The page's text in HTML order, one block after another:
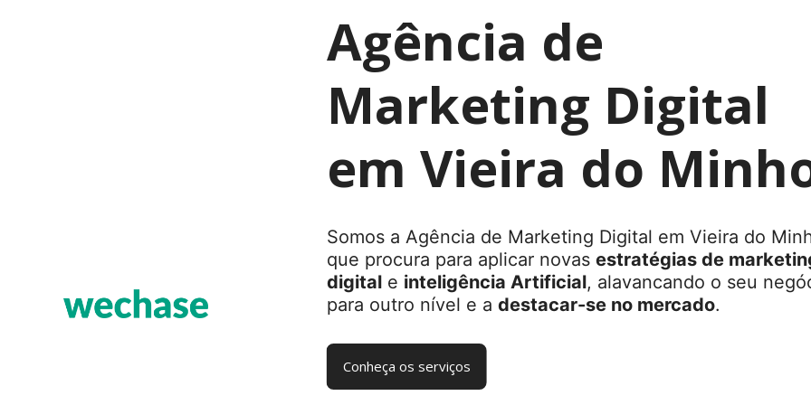
Agência de
Marketing Digital
em Vieira do
Somos a Agência de Marketing Digital em Vieira do
que procura para aplicar novas estratégias de
digitale inteligência Artificial, alavancando o seu
para outro nível e a destacar-se no mercado.
Conheça os serviços